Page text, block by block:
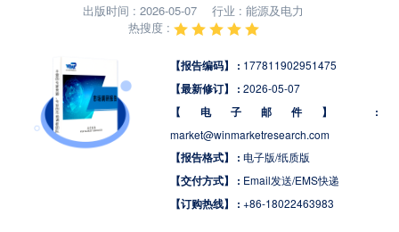
出版时间 : 2026-05-07
行业 : 能源及电力
热搜度 :
【报告编码】 : 177811902951475
【最新修订】 : 2026-05-07
【电子邮件】 :
market@winmarketresearch.com
【报告格式】 : 电子版/纸质版
【交付方式】 : Email发送/EMS快递
【订购热线】 : +86-18022463983